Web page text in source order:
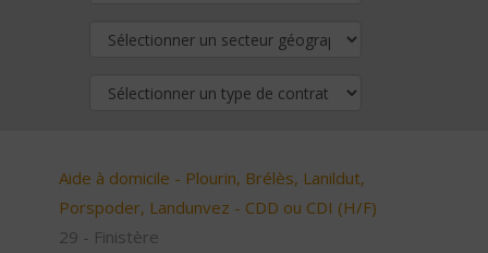
Aide à domicile - Plourin, Brélès, Lanildut,
Porspoder, Landunvez - CDD ou CDI (H/F)
29 - Finistère